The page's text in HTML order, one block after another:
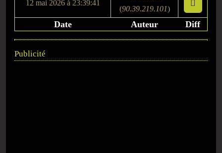
12 mai 2026 à 23:39:41
(90.39.219.101)
Date Auteur Diff
Publicité